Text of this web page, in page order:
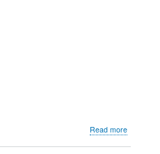
Read moreabout